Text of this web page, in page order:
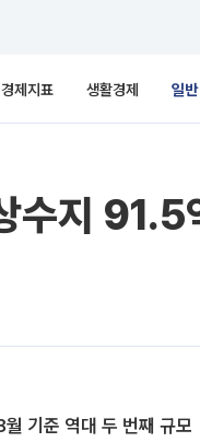
경제지표 생활경제 일반
수지 91.5
기준 역대 두 번째 규모